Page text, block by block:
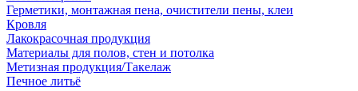
Герметики, монтажная пена, очистители пены, клеи
Кровля
Лакокрасочная продукция
Материалы для полов, стен и потолка
Метизная продукция/Такелаж
Печное литьё